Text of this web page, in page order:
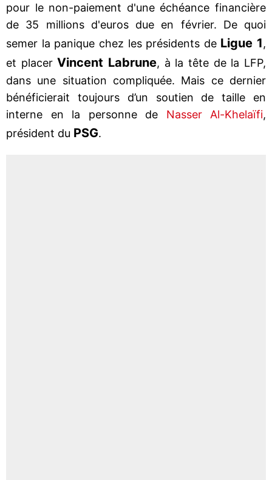
pour le non-paiement d'une échéance financière
de 35 millions d'euros due en février. De quoi
semer la panique chez les présidents de Ligue 1,
et placerVincent Labrune, à la tête de la LFP,
dans une situation compliquée. Mais ce dernier
bénéficierait toujours d’un soutien de taille en
interne en la personne de Nasser Al-Khelaïfi,
président du PSG.